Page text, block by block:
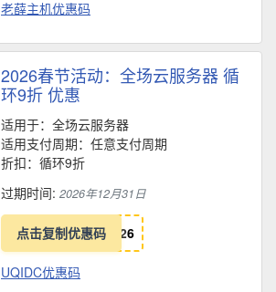
老薛主机优惠码
2026春节活动：全场云服务器 循
环9折 优惠
适用于：全场云服务器
适用支付周期：任意支付周期
折扣：循环9折
过期时间: 2026年12月31日
点击复制优惠码 26
UQIDC优惠码